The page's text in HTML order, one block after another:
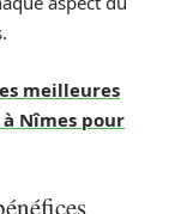
meilleures
Nîmes pour